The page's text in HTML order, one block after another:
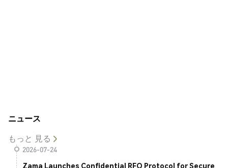
ニュース
もっと 見る
2026-07-24
Zama Launches Confidential RFQ Protocol for Secure